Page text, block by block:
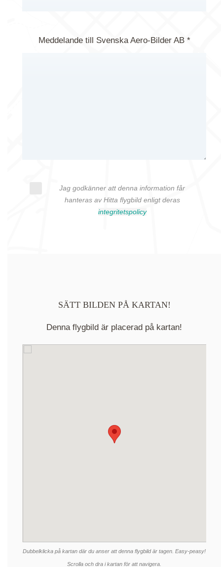
Meddelande till Svenska Aero-Bilder AB *
Jag godkänner att denna information får
hanteras av Hitta flygbild enligt deras
integritetspolicy
SÄTT BILDEN PÅ KARTAN!
Denna flygbild är placerad på kartan!
Dubbelklicka på kartan där du anser att denna flygbild är tagen. Easy-peasy!
Scrolla och dra i kartan för att navigera.